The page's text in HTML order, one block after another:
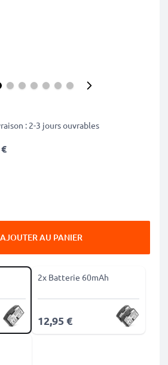
: 2-3 jours ouvrables
AJOUTER AU PANIER
2x Batterie 60mAh
12,95 €